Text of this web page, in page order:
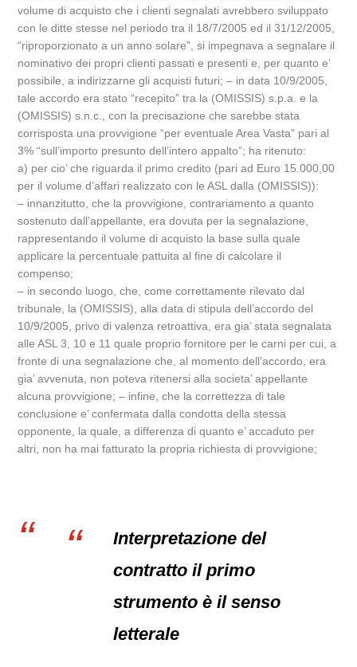
volume di acquisto che i clienti segnalati avrebbero sviluppato
con le ditte stesse nel periodo tra il 18/7/2005 ed il 31/12/2005,
“riproporzionato a un anno solare”, si impegnava a segnalare il
nominativo dei propri clienti passati e presenti e, per quanto e’
possibile, a indirizzarne gli acquisti futuri; – in data 10/9/2005,
tale accordo era stato “recepito” tra la (OMISSIS) s.p.a. e la
(OMISSIS) s.n.c., con la precisazione che sarebbe stata
corrisposta una provvigione “per eventuale Area Vasta” pari al
3% “sull’importo presunto dell’intero appalto”; ha ritenuto:
a) per cio’ che riguarda il primo credito (pari ad Euro 15.000,00
per il volume d’affari realizzato con le ASL dalla (OMISSIS)):
– innanzitutto, che la provvigione, contrariamento a quanto
sostenuto dall’appellante, era dovuta per la segnalazione,
rappresentando il volume di acquisto la base sulla quale
applicare la percentuale pattuita al fine di calcolare il
compenso;
– in secondo luogo, che, come correttamente rilevato dal
tribunale, la (OMISSIS), alla data di stipula dell’accordo del
10/9/2005, privo di valenza retroattiva, era gia’ stata segnalata
alle ASL 3, 10 e 11 quale proprio fornitore per le carni per cui, a
fronte di una segnalazione che, al momento dell’accordo, era
gia’ avvenuta, non poteva ritenersi alla societa’ appellante
alcuna provvigione; – infine, che la correttezza di tale
conclusione e’ confermata dalla condotta della stessa
opponente, la quale, a differenza di quanto e’ accaduto per
altri, non ha mai fatturato la propria richiesta di provvigione;
Interpretazione del
contratto il primo
strumento è il senso
letterale